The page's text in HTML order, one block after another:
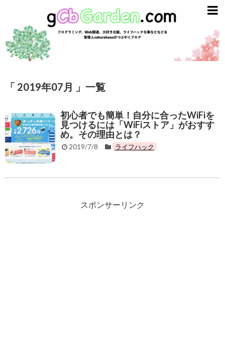
gCbGarden
「 2019年07月 」一覧
初心者でも簡単！自分に合ったWiFiを
見つけるには「WiFiストア」がおすす
め。その理由とは？
2019/7/8 ライフハック
スポンサーリンク
ライフスタイル
ガジェット
英語
趣味とエンタメ
プログラミング
スターバックス